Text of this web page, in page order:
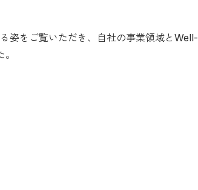
姿をご覧いただき、自社の事業領域とWell-